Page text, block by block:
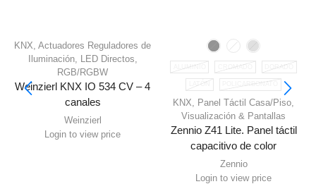
KNX Actuadores Reguladores de
Iluminación, LED Directos
RGB/RGBW
Weinzierl KNX IO 534 CV – 4
canales
Weinzierl
Login to view price
ALUMINIO CROMADO DORADO
LATÓN POLICARBONATO
KNX, Panel Táctil Casa/Piso,
Visualización & Pantallas
Zennio Z41 Lite. Panel táctil
capacitivo de color
Zennio
Login to view price